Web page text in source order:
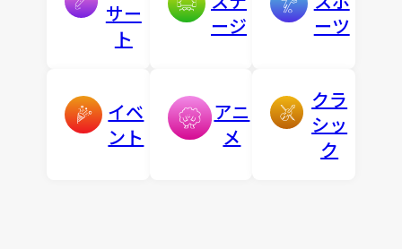
サー
ト
ージ
ーツ
イベ
ント
アニ
メ
クラ
シッ
ク